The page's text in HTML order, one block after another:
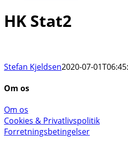
HK Stat2
Stefan Kjeldsen2020-07-
Om os
Om os
Cookies & Privatlivspolitik
Forretningsbetingelser